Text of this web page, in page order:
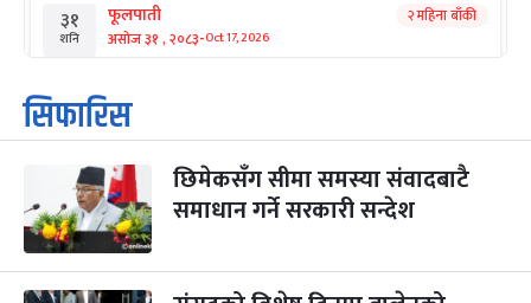
३१
शनि
फूलपाती
असोज ३१ , २०८३-Oct 17, 2026
२ महिना बाँकी
१
आइत
कार्तिक सङ्क्रान्ति
कार्तिक १, २०८३
३
मंगल
महानवमी
कार्तिक ३, २०८३-Oct 20, 2026
२ महिना बाँकी
४
बुध कार्तिक ४, २०८३ Oct 21, 2026
सिफारिस
छिमेकसँग सीमा समस्या संवादबाटै
समाधान गर्ने सरकारी सन्देश